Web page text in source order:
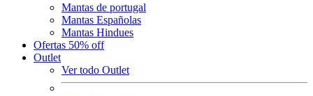
Mantas de portugal
Mantas Españolas
Mantas Hindues
Ofertas 50% off
Outlet
Ver todo Outlet